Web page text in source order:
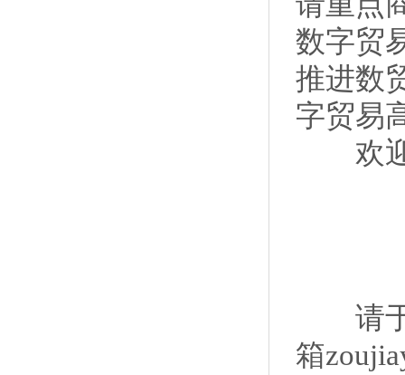
数字贸
推进数
字贸易
欢迎
请于3
箱